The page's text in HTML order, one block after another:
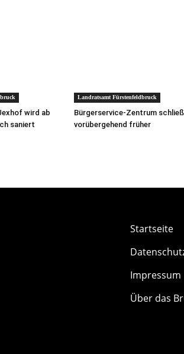
wird ab
saniert
Landratsamt Fürstenfeldbruck
Bürgerservice-Zentrum
vorübergehend früher
Startseite
Impressum
Über das